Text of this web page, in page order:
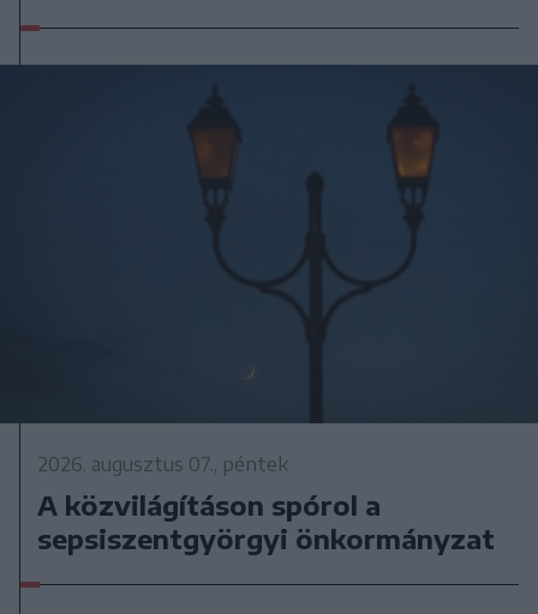
2026. augusztus 07., péntek
A közvilágításon spórol a
sepsiszentgyörgyi önkormányzat